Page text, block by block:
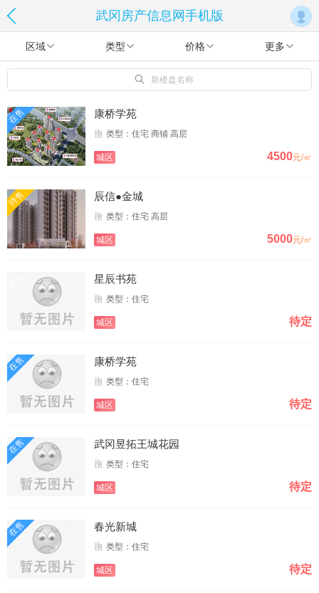
武冈房产信息网手机版
区域 类型 价格 更多
新楼盘名称
在售 康桥学苑
类型：住宅 商铺 高层
城区 4500元/㎡
待售 辰信●金城
类型：住宅 高层
城区 5000元/㎡
星辰书苑
类型：住宅
城区 待定
在售 康桥学苑
类型：住宅
城区 待定
在售 武冈昱拓王城花园
类型：住宅
城区 待定
在售 春光新城
类型：住宅
城区 待定